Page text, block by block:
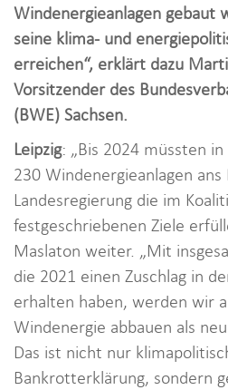
Windenergieanlagen gebaut
seine klima- und
erreichen“, erklärt dazu
Vorsitzender des
(BWE) Sachsen.
Leipzig: „Bis 2024 müssten
230 Windenergieanlagen
Landesregierung die im
festgeschriebenen Ziele
Maslaton weiter. „Mit
die 2021 einen Zuschlag in
erhalten haben, werden wir
Windenergie abbauen als
Das ist nicht nur
Bankrotterklärung, sondern